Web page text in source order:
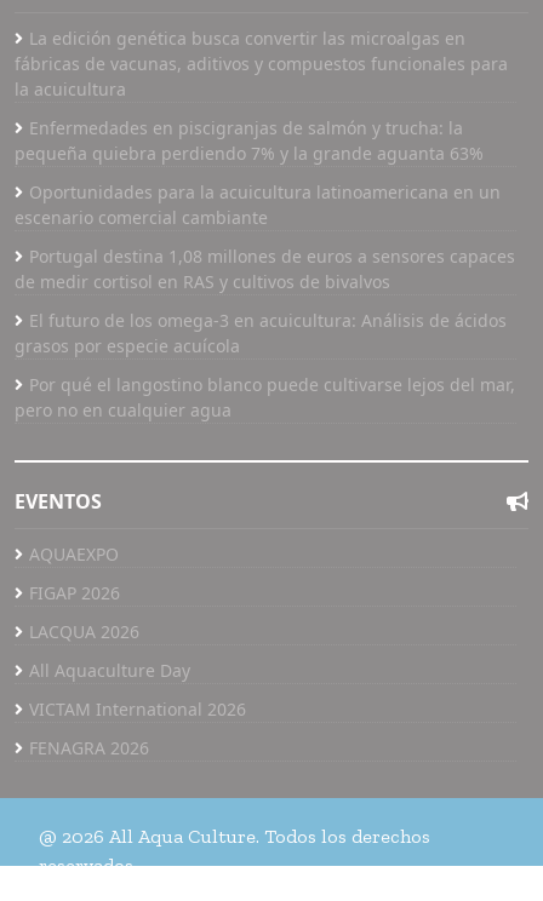
La edición genética busca convertir las microalgas en
fábricas de vacunas, aditivos y compuestos funcionales para
la acuicultura
Enfermedades en piscigranjas de salmón y trucha: la
pequeña quiebra perdiendo 7% y la grande aguanta 63%
Oportunidades para la acuicultura latinoamericana en un
escenario comercial cambiante
Portugal destina 1,08 millones de euros a sensores capaces
de medir cortisol en RAS y cultivos de bivalvos
El futuro de los omega-3 en acuicultura: Análisis de ácidos
grasos por especie acuícola
Por qué el langostino blanco puede cultivarse lejos del mar,
pero no en cualquier agua
EVENTOS
AQUAEXPO
FIGAP 2026
LACQUA 2026
All Aquaculture Day
VICTAM International 2026
FENAGRA 2026
@ 2026 All Aqua Culture. Todos los derechos
reservados.